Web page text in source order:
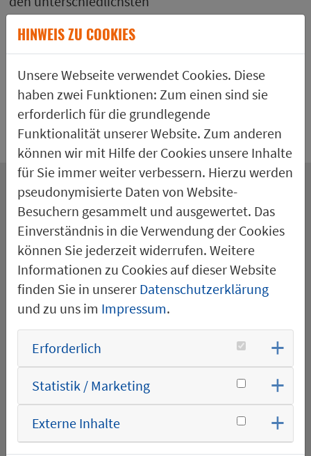
Personen zu tun habe
und so viele
unterschiedliche und
dadurch auch
spannende Perspektiven
kennenlerne.
Was macht die SGB für dich
besonders?
Ich bin mit der SGB ins Berufsleben gestartet &
habe viele Meilensteine in meiner Ausbildung und
Entwicklung in diesem Unternehmen erreicht.
Dadurch fühle ich mich mit der SGB sehr
verbunden.
Außerdem habe ich viele Menschen
kennengelernt, mit denen ich heute
vertrauensvoll zusammenarbeite und die SGB zu
etwas Besonderem machen.
HINWEIS ZU COOKIES
Unsere Webseite verwendet Cookies. Diese
haben zwei Funktionen: Zum einen sind sie
erforderlich für die grundlegende
Funktionalität unserer Website. Zum anderen
können wir mit Hilfe der Cookies unsere Inhalte
für Sie immer weiter verbessern. Hierzu werden
pseudonymisierte Daten von Website-
Besuchern gesammelt und ausgewertet. Das
Einverständnis in die Verwendung der Cookies
können Sie jederzeit widerrufen. Weitere
Informationen zu Cookies auf dieser Website
finden Sie in unserer Datenschutzerklärung
und zu uns im Impressum.
Erforderlich
Statistik / Marketing
Externe Inhalte